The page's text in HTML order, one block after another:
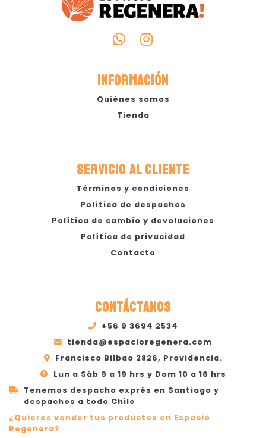
INFORMACIÓN
Quiénes somos
Tienda
SERVICIO AL CLIENTE
Términos y condiciones
Política de despachos
Política de cambio y devoluciones
Política de privacidad
Contacto
CONTÁCTANOS
+56 9 3694 2534
tienda@espacioregenera.com
Francisco Bilbao 2826, Providencia.
Lun a Sáb 9 a 19 hrs y Dom 10 a 16 hrs
Tenemos despacho exprés en Santiago y
despachos a todo Chile
¿Quieres vender tus productos en Espacio
Regenera?